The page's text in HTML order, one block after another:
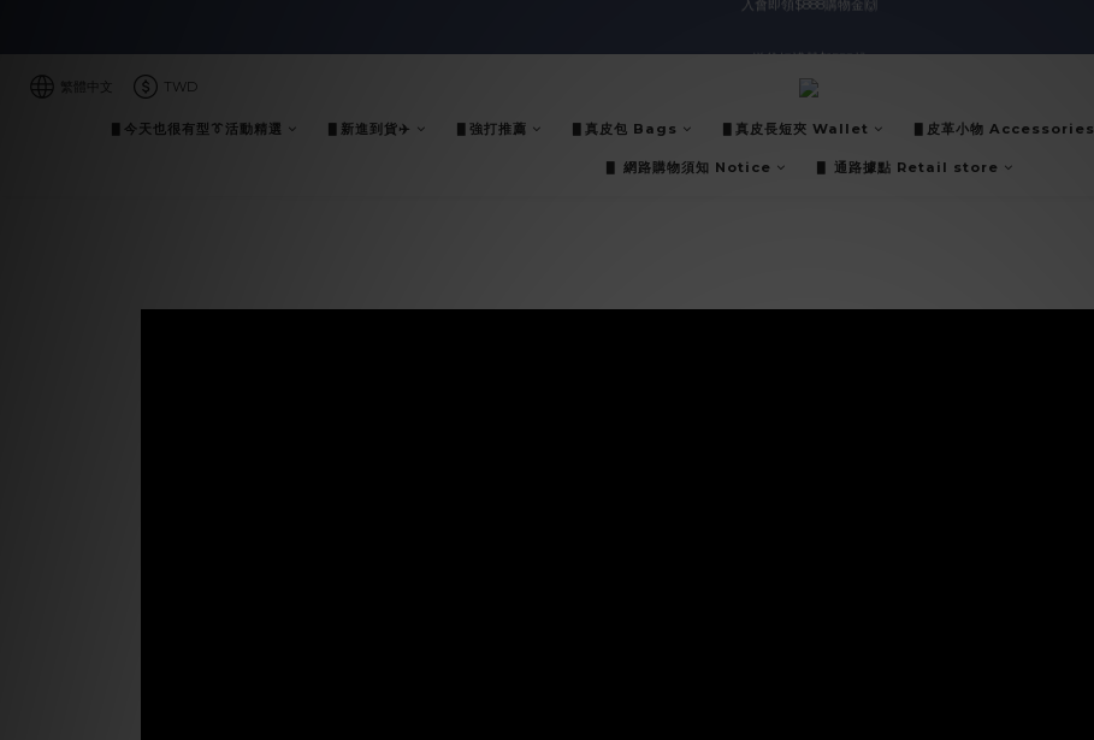
滿$2000現折$100👏累計無上限
入會即領$888購物金🙌
繁體中文 TWD
▋今天也很有型👔活動精選 ▋新進到貨✈️ ▋強打推薦 ▋真皮包 Bags ▋真皮長短夾 Wallet ▋皮革小物 Accessories
▋ 網路購物須知 Notice ▋ 通路據點 Retail store